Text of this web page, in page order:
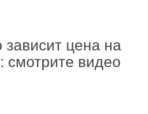
зависит цена на
смотрите видео